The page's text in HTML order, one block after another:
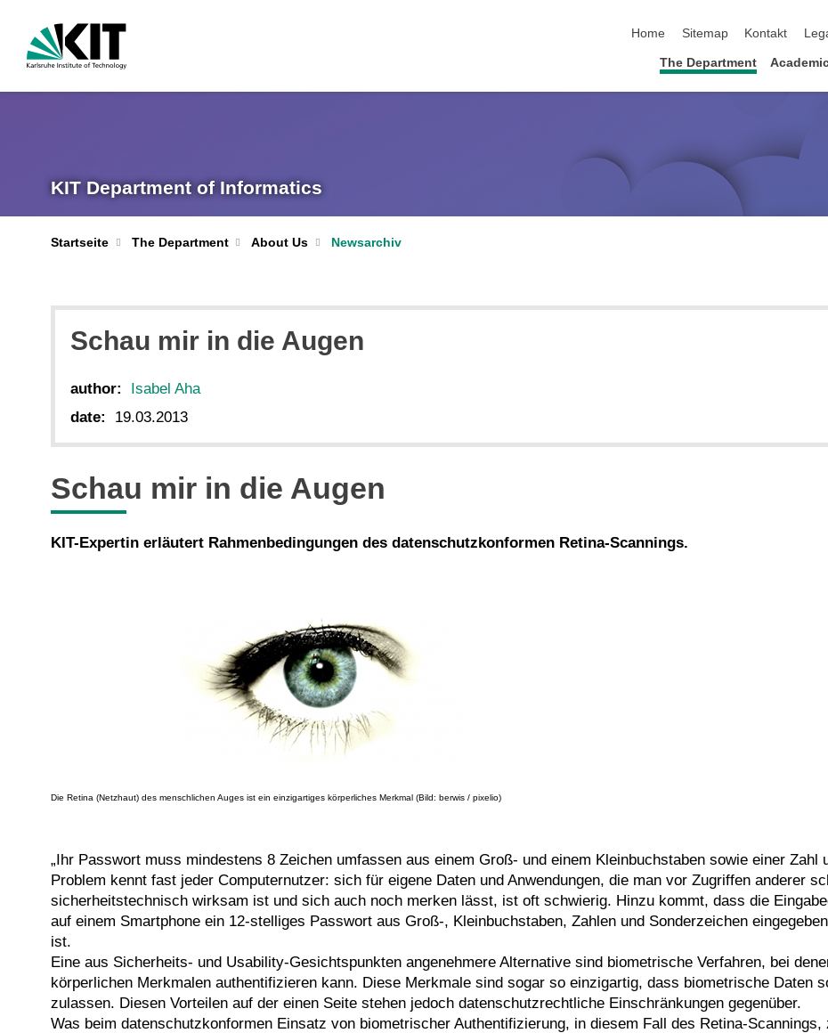
Home
Sitemap Kontakt
The Department
KIT Department of Informatics
Startseite The Department About Us Newsarchiv
Schau mir in die Augen
author:
Isabel Aha
date:
19.03.2013
Schau mir in die Augen
KIT-Expertin erläutert Rahmenbedingungen des datenschutzkonformen Retina-Scannings.
Die Retina (Netzhaut) des menschlichen Auges ist ein einzigartiges körperliches Merkmal (Bild: berwis / pixelio)
„Ihr Passwort muss mindestens 8 Zeichen umfassen aus einem Groß- und einem Kleinbuchstaben sowie einer Zahl
Problem kennt fast jeder Computernutzer: sich für eigene Daten und Anwendungen, die man vor Zugriffen anderer
sicherheitstechnisch wirksam ist und sich auch noch merken lässt, ist oft schwierig. Hinzu kommt, dass die
auf einem Smartphone ein 12-stelliges Passwort aus Groß-, Kleinbuchstaben, Zahlen und Sonderzeichen
ist.
Eine aus Sicherheits- und Usability-Gesichtspunkten angenehmere Alternative sind biometrische Verfahren, bei
körperlichen Merkmalen authentifizieren kann. Diese Merkmale sind sogar so einzigartig, dass biometrische Daten
zulassen. Diesen Vorteilen auf der einen Seite stehen jedoch datenschutzrechtliche Einschränkungen gegenüber.
Was beim datenschutzkonformen Einsatz von biometrischer Authentifizierung, in diesem Fall des Retina-